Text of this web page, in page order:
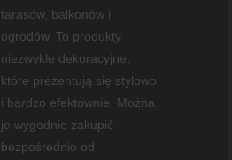
tarasów, balkonów i
ogrodów. To produkty
niezwykle dekoracyjne,
które prezentują się stylowo
i bardzo efektownie. Można
je wygodnie zakupić
bezpośrednio od